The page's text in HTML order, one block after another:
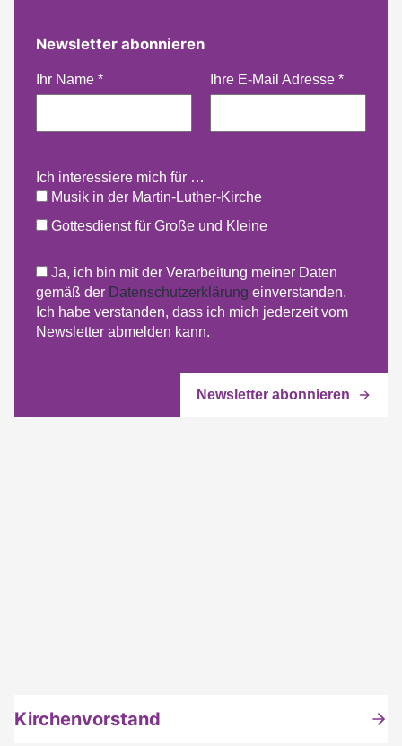
Newsletter abonnieren
Ihr Name * Ihre E-Mail Adresse *
Ich interessiere mich für …
Musik in der Martin-Luther-Kirche
Gottesdienst für Große und Kleine
Ja, ich bin mit der Verarbeitung meiner Daten
gemäß der Datenschutzerklärung einverstanden.
Ich habe verstanden, dass ich mich jederzeit vom
Newsletter abmelden kann.
Kirchenvorstand